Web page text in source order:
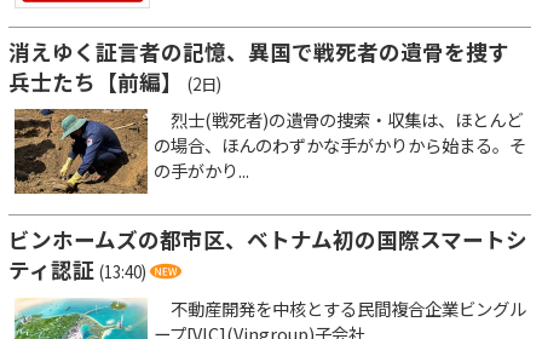
消えゆく証言者の記憶、異国で戦死者の遺骨を捜す
兵士たち【前編】
(2日)
烈士(戦死者)の遺骨の捜索・収集は、ほとんど
の場合、ほんのわずかな手がかりから始まる。そ
の手がかり...
ビンホームズの都市区、ベトナム初の国際スマートシ
ティ認証 (13:40)
不動産開発を中核とする民間複合企業ビングル
ープ[VIC](Vingroup)子会社